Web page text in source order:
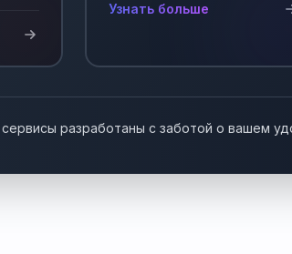
Узнать больше
сервисы разработаны с заботой о вашем